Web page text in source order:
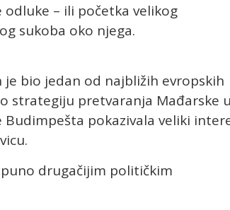
– ili početka velikog
sukoba oko njega.
bio jedan od najbližih evropskih
strategiju pretvaranja Mađarske
pokazivala veliki
drugačijim političkim